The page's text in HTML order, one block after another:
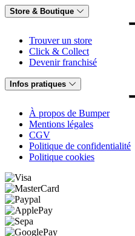
Store & Boutique
Trouver un store
Click & Collect
Devenir franchisé
Infos pratiques
À propos de Bumper
Mentions légales
CGV
Politique de confidentialité
Politique cookies